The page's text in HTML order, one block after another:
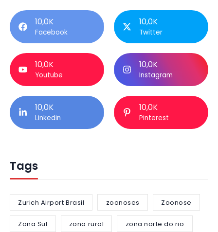
10,0K
Facebook
10,0K
Twitter
10,0K
Youtube
10,0K
Instagram
10,0K
Linkedin
10,0K
Pinterest
Tags
Zurich Airport Brasil zoonoses Zoonose
Zona Sul zona rural zona norte do rio